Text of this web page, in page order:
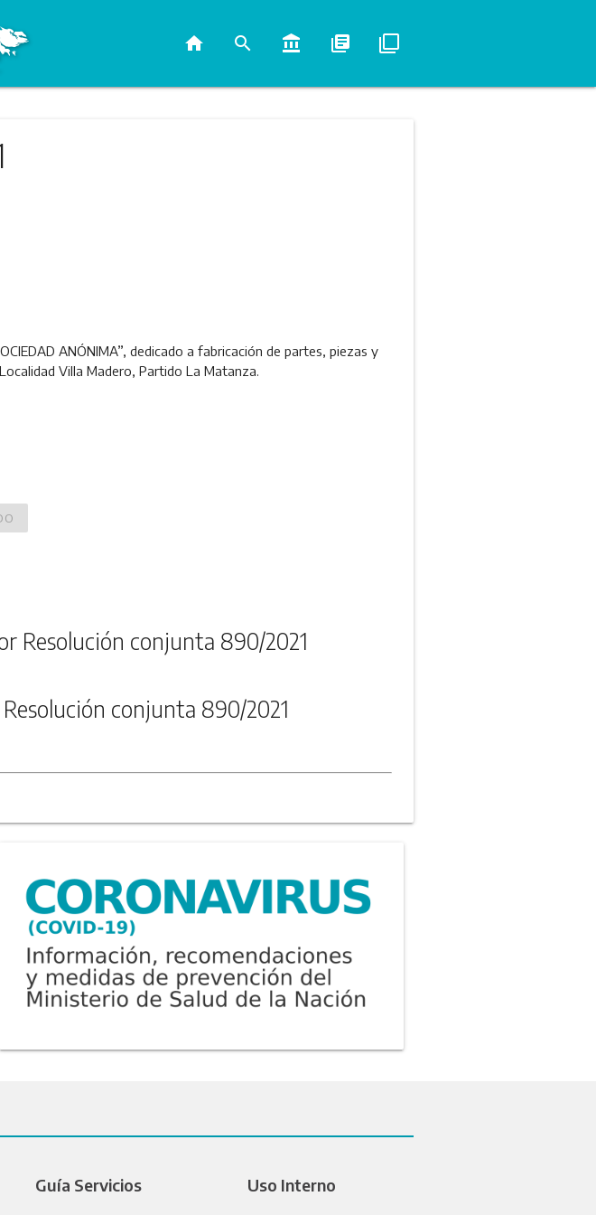
home search account_balance library_books filter_none
ANÓNIMA”, dedicado a fabricación de partes, piezas y
Villa Madero, Partido La Matanza.
Resolución conjunta 890/2021
conjunta 890/2021
Guía Servicios Uso Interno